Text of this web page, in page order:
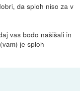
da sploh niso za v
vas bodo našišali in
je sploh